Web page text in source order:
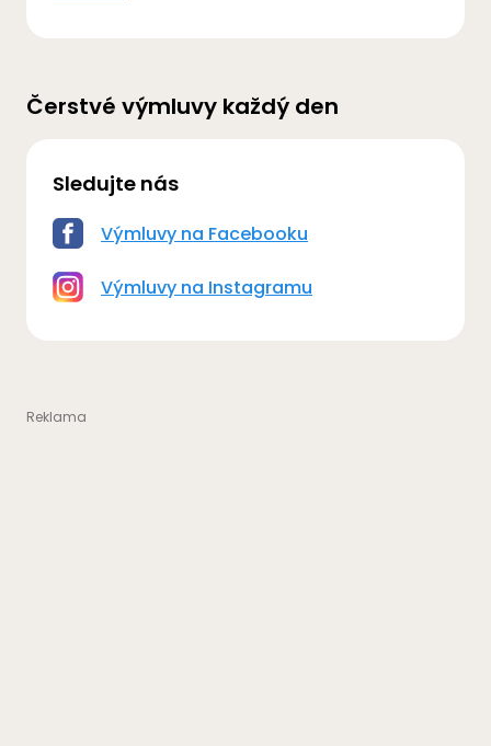
Čerstvé výmluvy každý den
Sledujte nás
Výmluvy na Facebooku
Výmluvy na Instagramu